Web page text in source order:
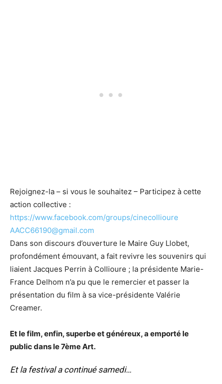
Rejoignez-la – si vous le souhaitez – Participez à cette
action collective :
https://www.facebook.com/groups/cinecollioure
AACC66190@gmail.com
Dans son discours d’ouverture le Maire Guy Llobet,
profondément émouvant, a fait revivre les souvenirs qui
liaient Jacques Perrin à Collioure ; la présidente Marie-
France Delhom n’a pu que le remercier et passer la
présentation du film à sa vice-présidente Valérie
Creamer.
Et le film, enfin, superbe et généreux, a emporté le
public dans le 7ème Art.
Et la festival a continué samedi…